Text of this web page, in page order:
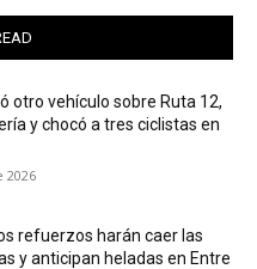
otro vehículo sobre Ruta 12,
y chocó a tres ciclistas en
2026
refuerzos harán caer las
y anticipan heladas en Entre